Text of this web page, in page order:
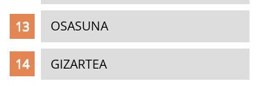
OSASUNA
GIZARTEA